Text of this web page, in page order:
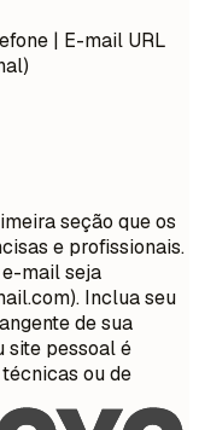
| E-mail URL
seção que os
e profissionais.
mail seja
). Inclua seu
de sua
site pessoal é
ou de